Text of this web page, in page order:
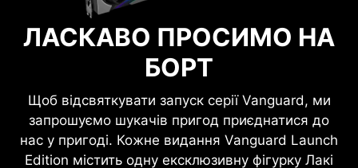
ЛАСКАВО ПРОСИМО НА
БОРТ
Щоб відсвяткувати запуск серії Vanguard, ми
запрошуємо шукачів пригод приєднатися до
нас у пригоді. Кожне видання Vanguard Launch
Edition містить одну ексклюзивну фігурку Лакі